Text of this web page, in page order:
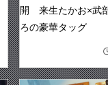
開 来生たかお×武
ろの豪華タッグ